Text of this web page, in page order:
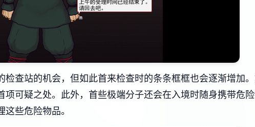
检查站的机会，但如此首来检查时的条条框框也会逐渐增加
可疑之处。此外，首些极端分子还会在入境时随身携带危
些危险物品。